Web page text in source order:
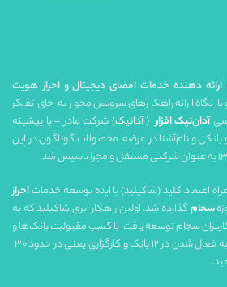
ارائه دهنده خدمات امضای دیجیتال و احراز هویت
در سال ۱۳۹۷ و با نگاه ارائه راهکارهای سرویس‌محور به جای تفکر
آدان‌نیک افزار ( آدانیک)شرکت مادر – با پیشینه
بانکی و نام‌آشنا در عرضه محصولات گوناگون در این
اعتماد کلید (شاکیلید) با ایده توسعه خدماتاحراز
سجامگذارده شد. اولین راهکار ابری شاکیلید که به
سجام توسعه یافت، با کسب مقبولیت بانک‌ها و